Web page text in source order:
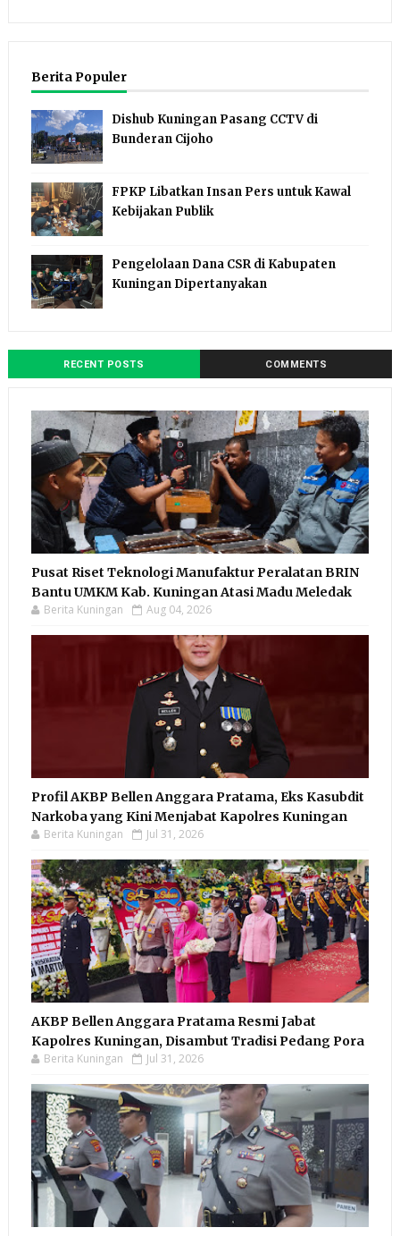
Berita Populer
Dishub Kuningan Pasang CCTV di
Bunderan Cijoho
FPKP Libatkan Insan Pers untuk Kawal
Kebijakan Publik
Pengelolaan Dana CSR di Kabupaten
Kuningan Dipertanyakan
RECENT POSTS COMMENTS
Pusat Riset Teknologi Manufaktur Peralatan BRIN
Bantu UMKM Kab. Kuningan Atasi Madu Meledak
Berita Kuningan Aug 04, 2026
Profil AKBP Bellen Anggara Pratama, Eks Kasubdit
Narkoba yang Kini Menjabat Kapolres Kuningan
Berita Kuningan Jul 31, 2026
AKBP Bellen Anggara Pratama Resmi Jabat
Kapolres Kuningan, Disambut Tradisi Pedang Pora
Berita Kuningan Jul 31, 2026